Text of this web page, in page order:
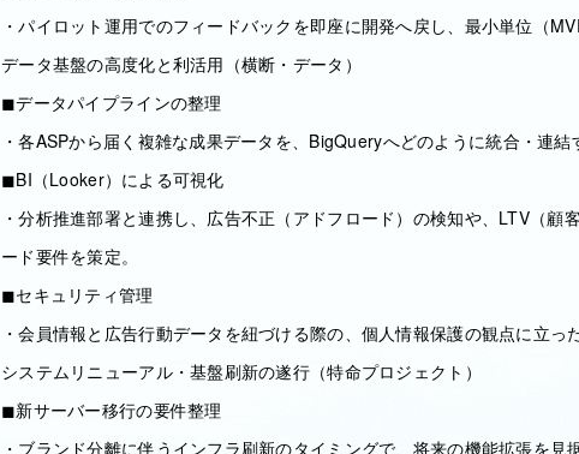
・パイロット運用でのフィードバックを即座に開発へ戻し、最小単位（
データ基盤の高度化と利活用（横断・データ）
◼︎データパイプラインの整理
・各ASPから届く複雑な成果データを、BigQueryへどのように統合・連結
◼︎BI（Looker）による可視化
・分析推進部署と連携し、広告不正（アドフロード）の検知や、LTV（顧
ード要件を策定。
◼︎セキュリティ管理
・会員情報と広告行動データを紐づける際の、個人情報保護の観点に立っ
システムリニューアル・基盤刷新の遂行（特命プロジェクト）
◼︎新サーバー移行の要件整理
・ブランド分離に伴うインフラ刷新のタイミングで、将来の機能拡張を